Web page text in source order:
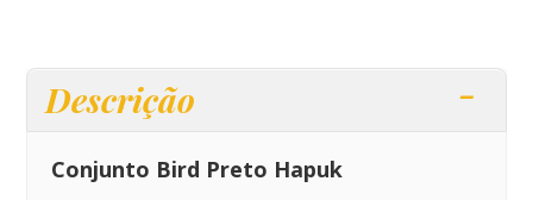
Descrição
Conjunto Bird Preto Hapuk